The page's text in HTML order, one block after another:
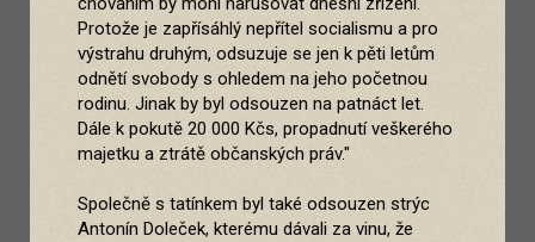
Protože je zapřísáhlý nepřítel socialismu a pro
výstrahu druhým, odsuzuje se jen k pěti letům
odnětí svobody s ohledem na jeho početnou
rodinu. Jinak by byl odsouzen na patnáct let.
Dále k pokutě 20 000 Kčs, propadnutí veškerého
majetku a ztrátě občanských práv."
Společně s tatínkem byl také odsouzen strýc
Antonín Doleček, kterému dávali za vinu, že